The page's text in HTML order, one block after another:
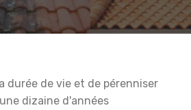
durée de vie et de pérenniser
dizaine d'années